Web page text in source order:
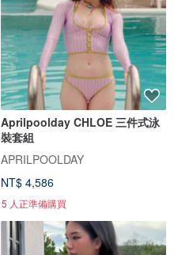
Aprilpoolday CHLOE 三件式泳
裝套組
APRILPOOLDAY
NT$ 4,586
5 人正準備購買